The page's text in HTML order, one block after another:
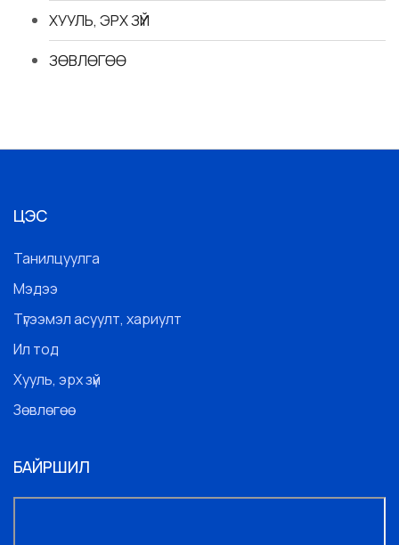
ХУУЛЬ, ЭРХ ЗҮЙ
ЗӨВЛӨГӨӨ
ЦЭС
Танилцуулга
Мэдээ
Түгээмэл асуулт, хариулт
Ил тод
Хууль, эрх зүй
Зөвлөгөө
БАЙРШИЛ